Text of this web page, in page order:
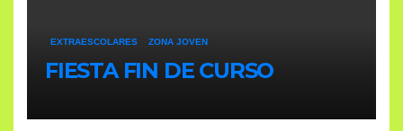
EXTRAESCOLARES ZONA JOVEN
FIESTA FIN DE CURSO